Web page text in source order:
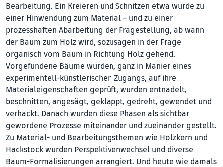
Bearbeitung. Ein Kreieren und Schnitzen etwa wurde zu
einer Hinwendung zum Material – und zu einer
prozesshaften Abarbeitung der Fragestellung, ab wann
der Baum zum Holz wird, sozusagen in der Frage
organisch vom Baum in Richtung Holz gehend.
Vorgefundene Bäume wurden, ganz in Manier eines
experimentell-künstlerischen Zugangs, auf ihre
Materialeigenschaften geprüft, wurden entnadelt,
beschnitten, angesägt, geklappt, gedreht, gewendet und
verhackt. Danach wurden diese Phasen als sichtbar
gewordene Prozesse miteinander und zueinander gestellt.
Zu Material- und Bearbeitungsthemen wie Holzkern und
Hackstock wurden Perspektivenwechsel und diverse
Baum-Formalisierungen arrangiert. Und heute wie damals